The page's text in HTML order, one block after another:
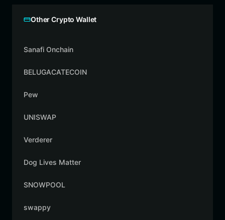
Other Crypto Wallet
Sanafi Onchain
BELUGACATECOIN
Pew
UNISWAP
Verderer
Dog Lives Matter
SNOWPOOL
swappy